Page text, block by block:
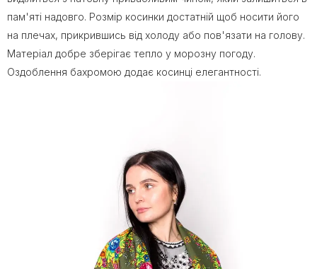
пам'яті надовго. Розмір косинки достатній щоб носити його
на плечах, прикрившись від холоду або пов'язати на голову.
Матеріал добре зберігає тепло у морозну погоду.
Оздоблення бахромою додає косинці елегантності.